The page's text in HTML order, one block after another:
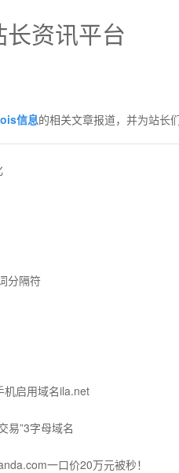
长资讯平台
信息的相关文章报道，并为站长
分隔符
机启用域名ila.net
易”3字母域名
一口价20万元被秒！